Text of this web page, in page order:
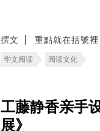
撰文 重點就在括號裡
华文阅读 阅读文化
工藤静香亲手
展》